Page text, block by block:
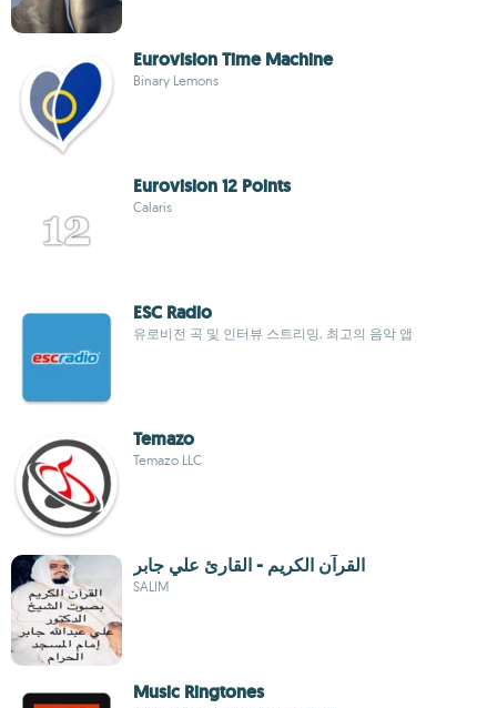
Eurovision Time Machine
Binary Lemons
Eurovision 12 Points
Calaris
ESC Radio
유로비전 곡 및 인터뷰 스트리밍, 최고의 음악 앱
Temazo
Temazo LLC
القرآن الكريم - القارئ علي جابر
SALIM
Music Ringtones